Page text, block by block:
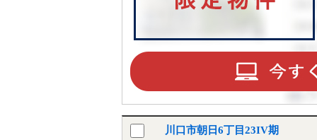
川口市朝日6丁目23IV期